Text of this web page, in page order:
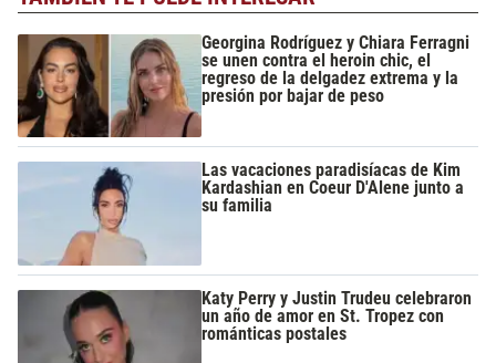
Georgina Rodríguez y Chiara Ferragni
se unen contra el heroin chic, el
regreso de la delgadez extrema y la
presión por bajar de peso
Las vacaciones paradisíacas de Kim
Kardashian en Coeur D'Alene junto a
su familia
Katy Perry y Justin Trudeu celebraron
un año de amor en St. Tropez con
románticas postales